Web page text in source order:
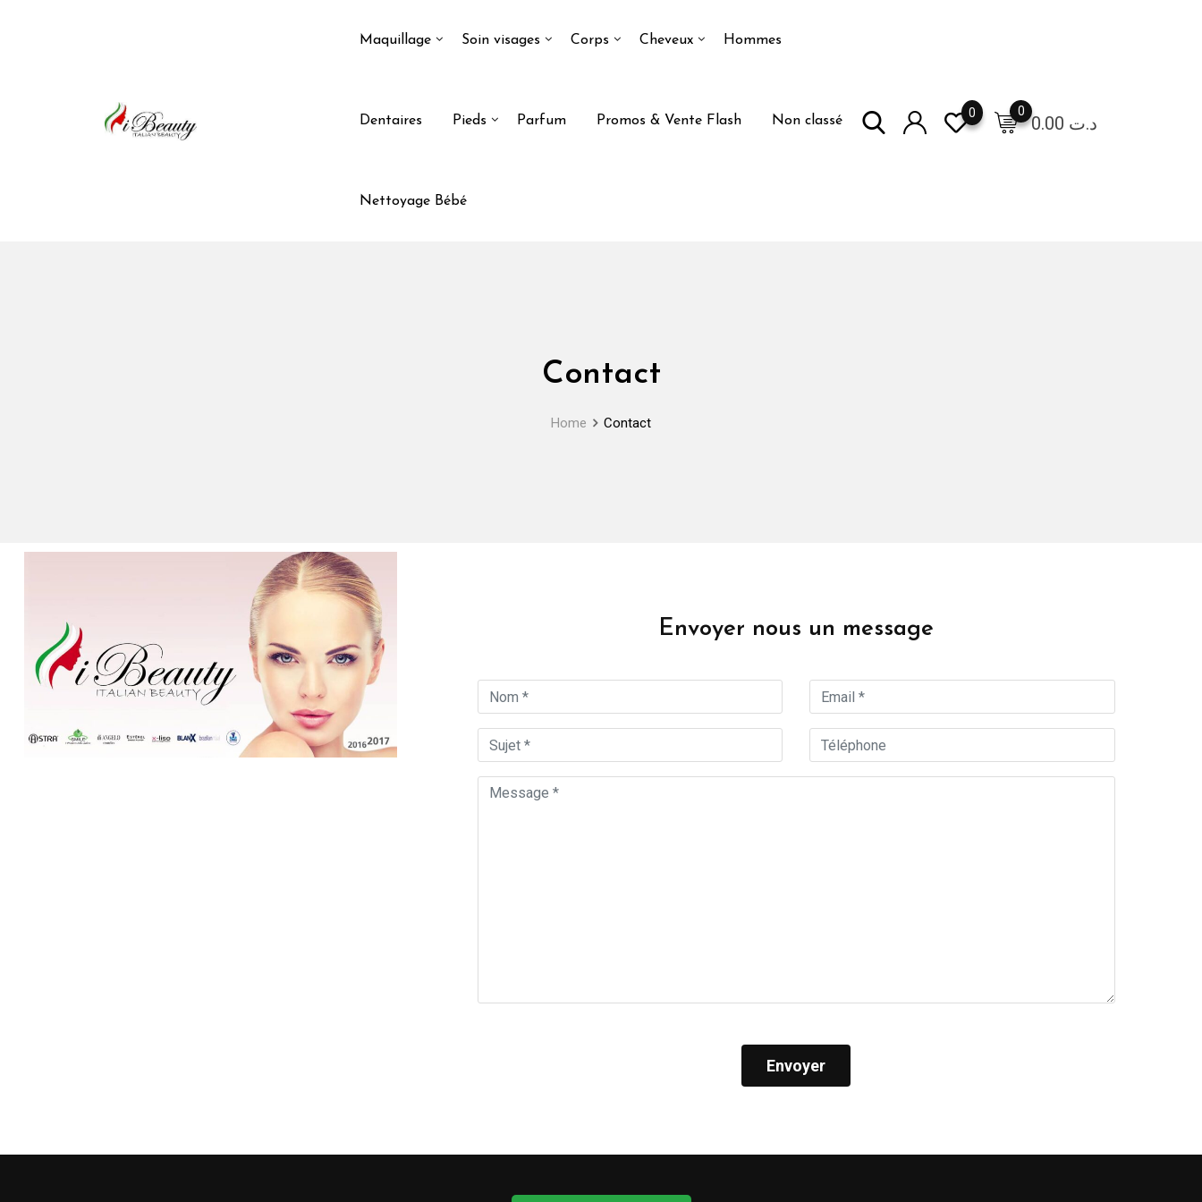
Maquillage Soin visages Corps Cheveux Hommes
Dentaires Pieds Parfum Promos & Vente Flash Non classé
Nettoyage Bébé
د.ت
0
0
Contact
Home Contact
Envoyer nous un message